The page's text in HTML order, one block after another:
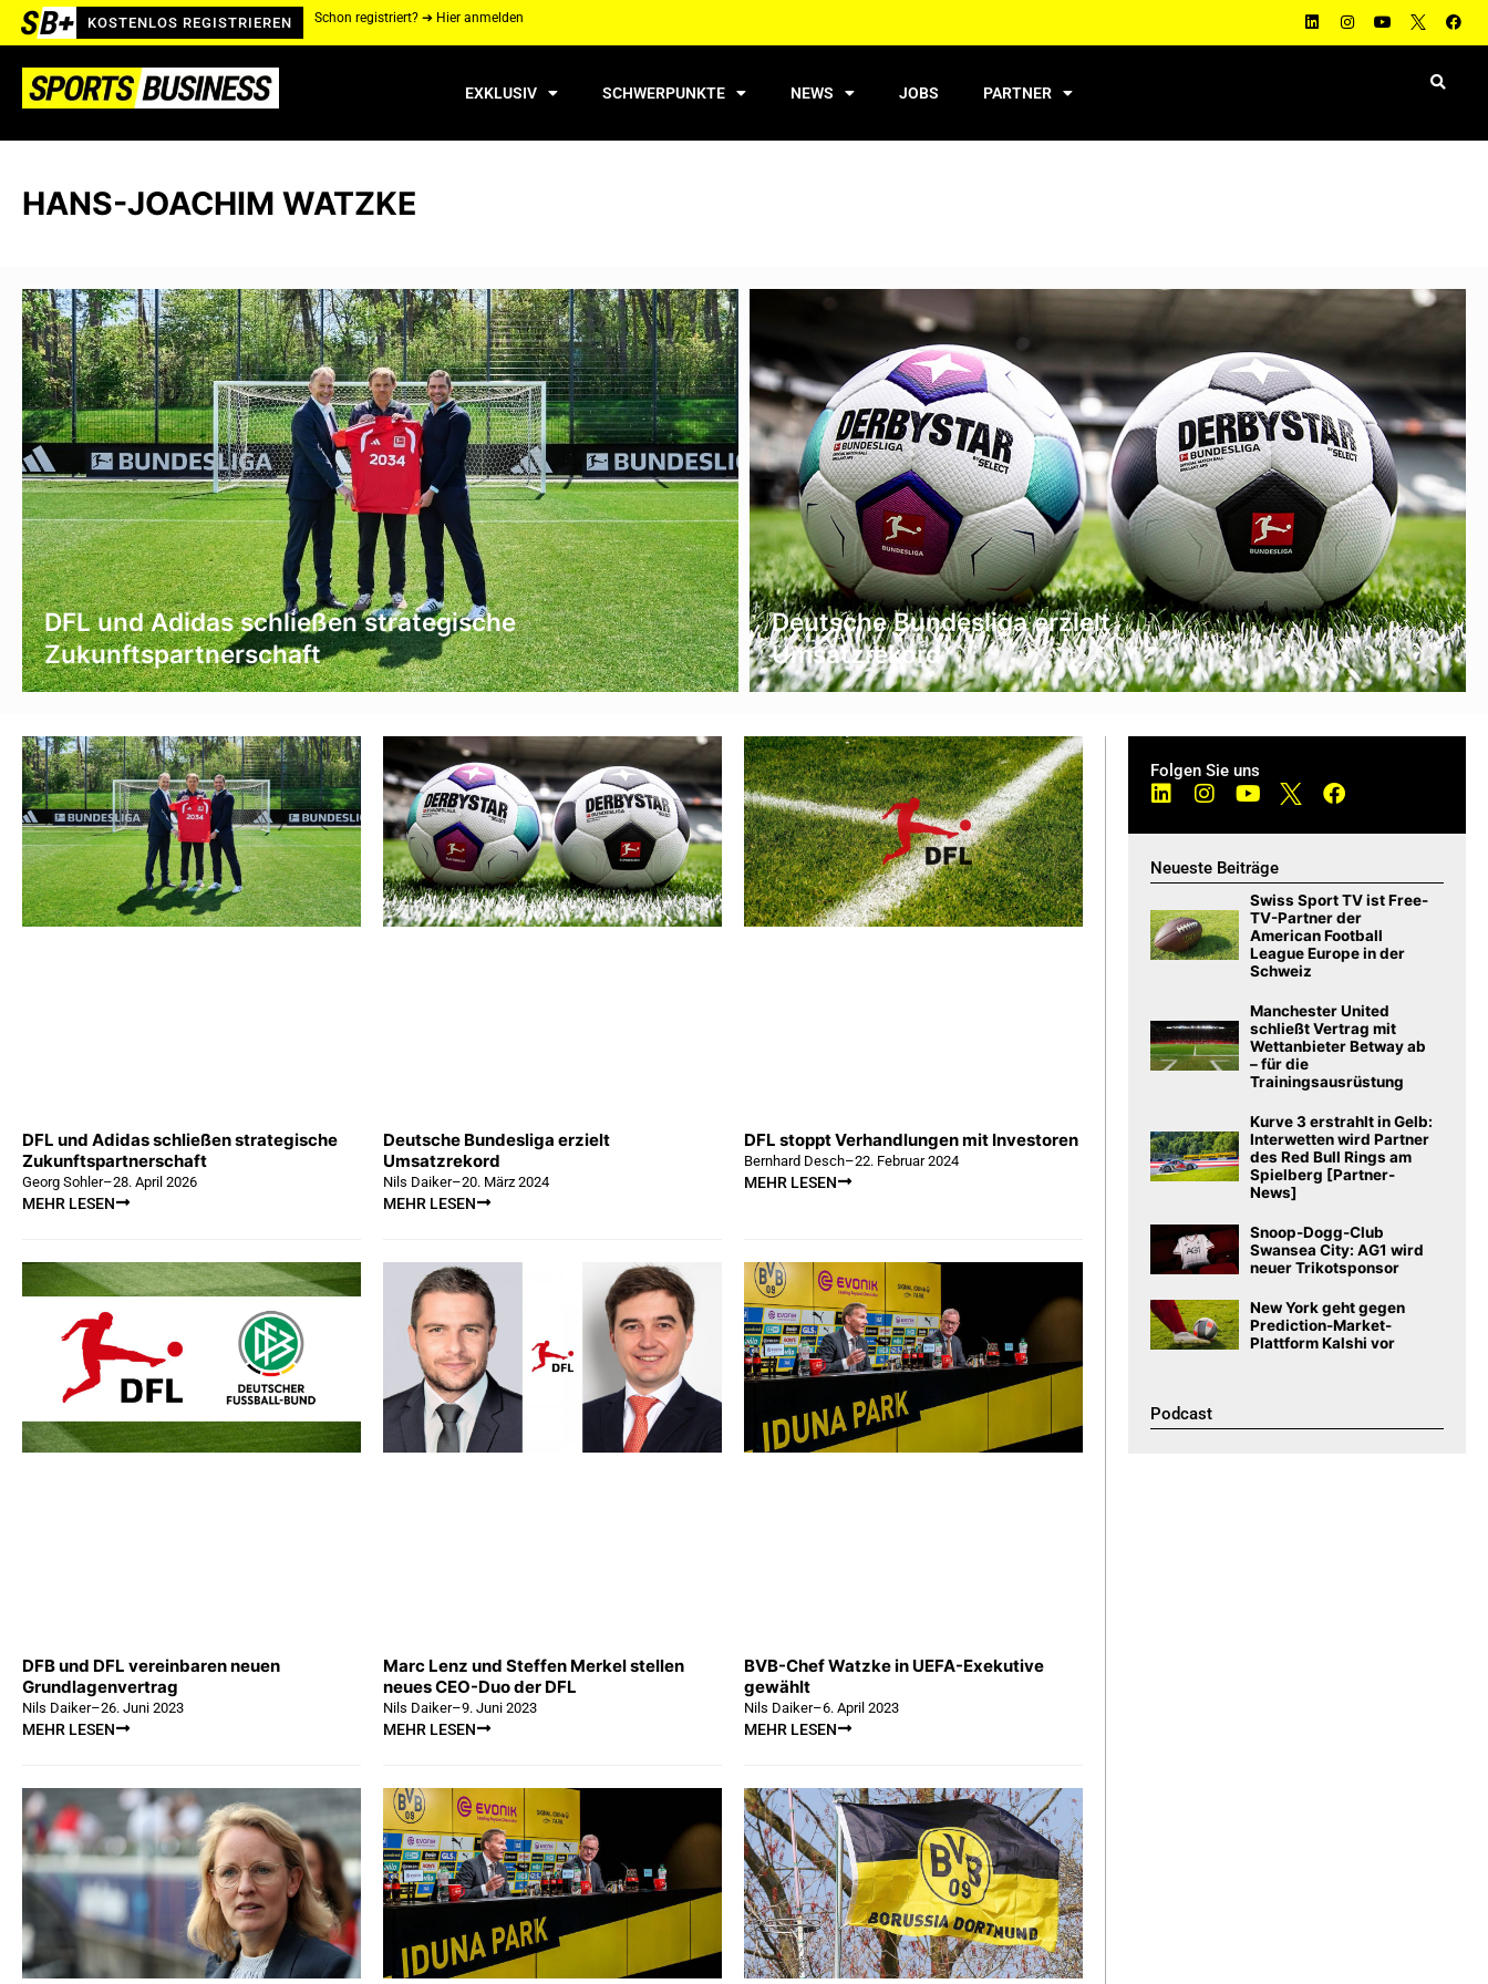
KOSTENLOS REGISTRIEREN Schon registriert? ➔ Hier anmelden
EXKLUSIV SCHWERPUNKTE NEWS JOBS PARTNER
HANS-JOACHIM WATZKE
DFL und Adidas schließen strategische
Zukunftspartnerschaft
Deutsche Bundesliga erzielt
Umsatzrekord
DFL und Adidas schließen strategische
Zukunftspartnerschaft
Georg Sohler–28. April 2026
MEHR LESEN
Deutsche Bundesliga erzielt
Umsatzrekord
Nils Daiker–20. März 2024
MEHR LESEN
DFL stoppt Verhandlungen mit Investoren
Bernhard Desch–22. Februar 2024
MEHR LESEN
DFB und DFL vereinbaren neuen
Grundlagenvertrag
Nils Daiker–26. Juni 2023
MEHR LESEN
Marc Lenz und Steffen Merkel stellen
neues CEO-Duo der DFL
Nils Daiker–9. Juni 2023
MEHR LESEN
BVB-Chef Watzke in UEFA-Exekutive
gewählt
Nils Daiker–6. April 2023
MEHR LESEN
Folgen Sie uns
Neueste Beiträge
Swiss Sport TV ist Free-
TV-Partner der
American Football
League Europe in der
Schweiz
Manchester United
schließt Vertrag mit
Wettanbieter Betway ab
– für die
Trainingsausrüstung
Kurve 3 erstrahlt in Gelb:
Interwetten wird Partner
des Red Bull Rings am
Spielberg [Partner-
News]
Snoop-Dogg-Club
Swansea City: AG1 wird
neuer Trikotsponsor
New York geht gegen
Prediction-Market-
Plattform Kalshi vor
Podcast​